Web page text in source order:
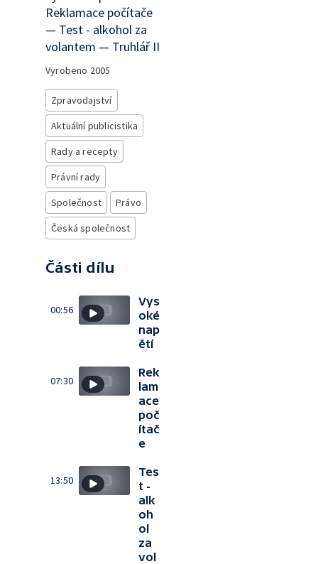
Reklamace počítače
— Test - alkohol za
volantem — Truhlář II
Vyrobeno 2005
Zpravodajství
Aktuální publicistika
Rady a recepty
Právní rady
Společnost
Právo
Česká společnost
Části dílu
00:56
Vys
oké
nap
ětí
07:30
Rek
lam
ace
poč
ítač
e
13:50
Tes
t -
alk
oh
ol
za
vol